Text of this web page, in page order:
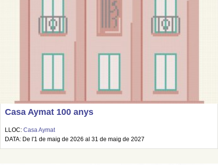
Casa Aymat 100 anys
LLOC: Casa Aymat
DATA: De l'1 de maig de 2026 al 31 de maig de 2027